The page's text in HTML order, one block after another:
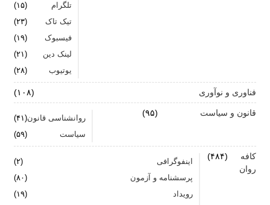
تلگرام
(۱۵)
تیک تاک
(۲۳)
فیسبوک
(۱۹)
لینک دین
(۲۱)
یوتیوب
(۲۸)
فناوری و نوآوری (۱۰۸)
قانون و سیاست (۹۵)
روانشناسی قانون(۴۱)
سیاست
(۵۹)
کافه
روان
(۴۸۴)
اینفوگرافی
(۲)
پرسشنامه و آزمون
(۸۰)
رویداد
(۱۹)